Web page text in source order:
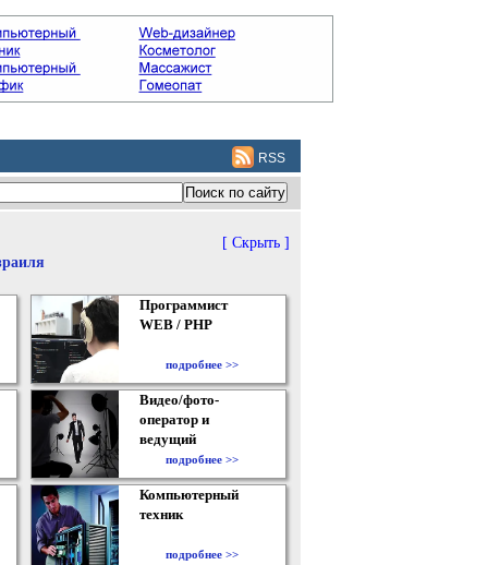
RSS
[ Скрыть ]
Программист
WEB / PHP
подробнее >>
Видео/фото-
оператор и
ведущий
подробнее >>
Компьютерный
техник
подробнее >>